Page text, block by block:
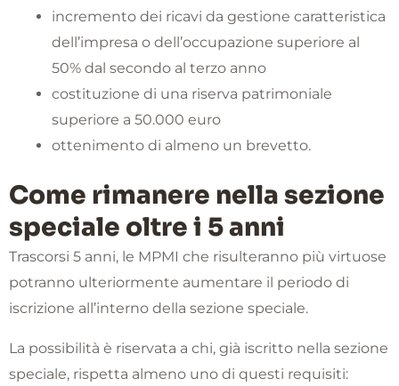
incremento dei ricavi da gestione caratteristica
dell’impresa o dell’occupazione superiore al
50% dal secondo al terzo anno
costituzione di una riserva patrimoniale
superiore a 50.000 euro
ottenimento di almeno un brevetto.
Come rimanere nella sezione
speciale oltre i 5 anni
Trascorsi 5 anni, le MPMI che risulteranno più virtuose
potranno ulteriormente aumentare il periodo di
iscrizione all’interno della sezione speciale.
La possibilità è riservata a chi, già iscritto nella sezione
speciale, rispetta almeno uno di questi requisiti: